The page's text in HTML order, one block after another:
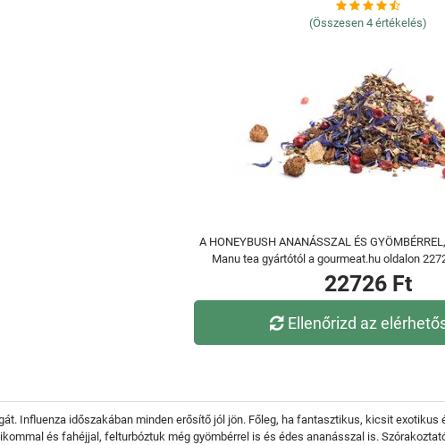
(Összesen 4 értékelés)
A HONEYBUSH ANANÁSSZAL ÉS
Manu tea gyártótól a gourmeat.hu oldalon
22726 Ft
Ellenőrizd az
Influenza időszakában minden erősítő jól jön. Főleg, ha fantasztikus, kicsit
és fahéjjal, felturbóztuk még gyömbérrel is és édes ananásszal is.